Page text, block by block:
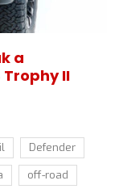
a
II
Defender
off-road